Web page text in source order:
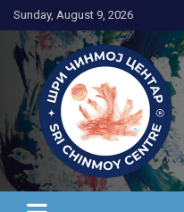
Skip
to
content
Sunday, August 9, 2026
Медитација